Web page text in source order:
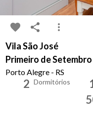
Vila São José
Primeiro de Setembro
Porto Alegre - RS
2 Dormitórios